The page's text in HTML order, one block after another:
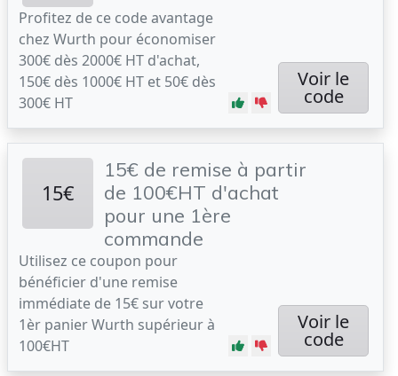
Profitez de ce code avantage
chez Wurth pour économiser
300€ dès 2000€ HT d'achat,
150€ dès 1000€ HT et 50€ dès
300€ HT
Voir le
code
15€
15€ de remise à partir
de 100€HT d'achat
pour une 1ère
commande
Utilisez ce coupon pour
bénéficier d'une remise
immédiate de 15€ sur votre
1èr panier Wurth supérieur à
100€HT
Voir le
code